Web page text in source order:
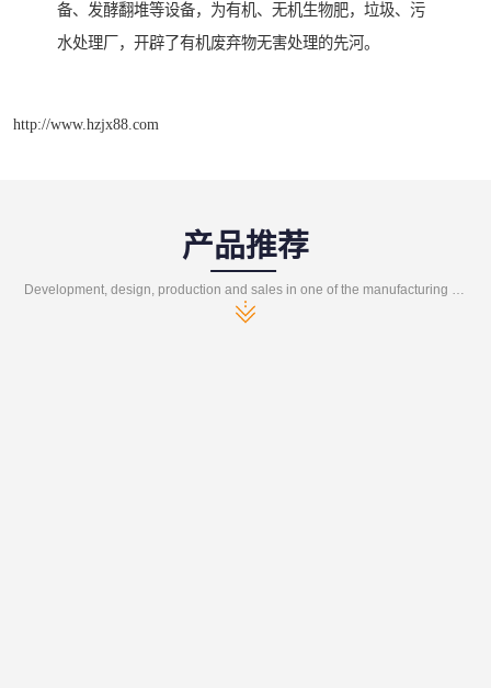
备、发酵翻堆等设备，为有机、无机生物肥，垃圾、污
水处理厂，开辟了有机废弃物无害处理的先河。
http://www.hzjx88.com
产品推荐
Development, design, production and sales in one of the manufacturing enterprises